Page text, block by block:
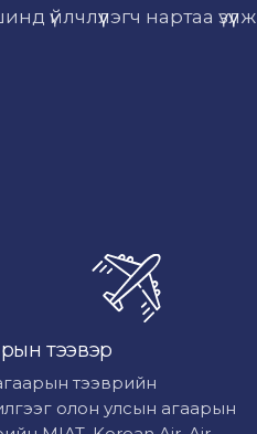
үйлчлүүлэгч нартаа үзүүлж
тээвэр
тээврийн
олон улсын агаарын